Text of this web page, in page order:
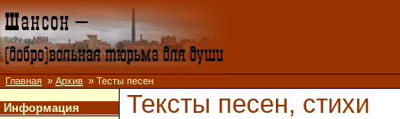
Главная » Архив » Тесты песен
Информация Тексты песен, стихи